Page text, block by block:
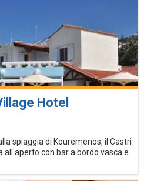
Hotel
spiaggia di Kouremenos, il Castri
con bar a bordo vasca e